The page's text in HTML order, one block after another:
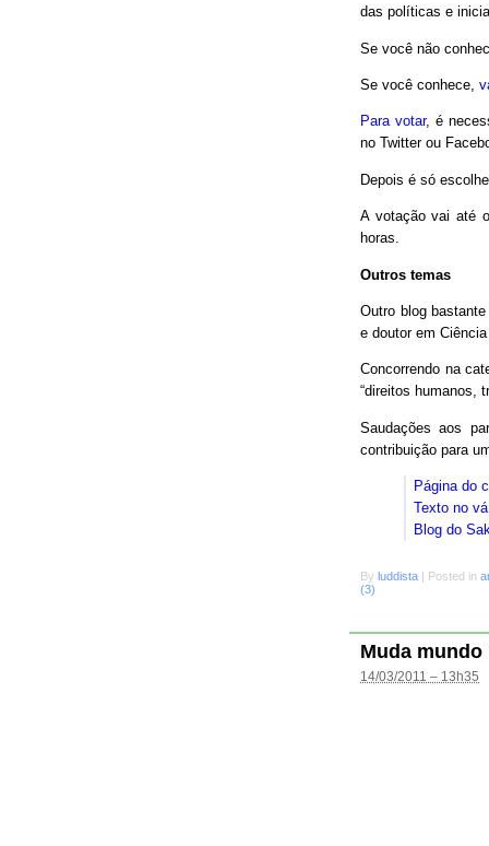
das políticas e
Se você não
Se você conhece,
Para votar, é
no Twitter ou
Depois é só
A votação vai até
horas.
Outros temas
Outro blog
e doutor em
Concorrendo na
“direitos humanos,
Saudações aos
contribuição para
Página do
Texto no
Blog do
By luddista Posted in
(3)
Muda mundo
14/03/2011 – 13h35